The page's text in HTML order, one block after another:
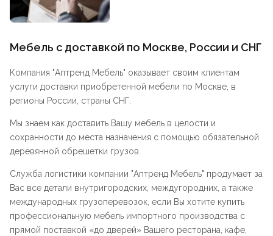
Мебель с доставкой по Москве, России и СНГ
Компания "Аптренд Мебель" оказывает своим клиентам
услуги доставки приобретенной мебели по Москве, в
регионы России, страны СНГ.
Мы знаем как доставить Вашу мебель в целости и
сохранности до места назначения с помощью обязательной
деревянной обрешетки грузов.
Служба логистики компании "Аптренд Мебель" продумает за
Вас все детали внутригородских, междугородних, а также
международных грузоперевозок, если Вы хотите купить
профессиональную мебель импортного производства с
прямой поставкой «до дверей» Вашего ресторана, кафе,